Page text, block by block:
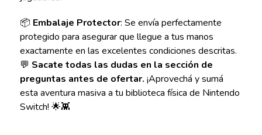
📦 Embalaje Protector: Se envía perfectamente
protegido para asegurar que llegue a tus manos
exactamente en las excelentes condiciones descritas.
💬 Sacate todas las dudas en la sección de
preguntas antes de ofertar. ¡Aprovechá y sumá
esta aventura masiva a tu biblioteca física de Nintendo
Switch! 🌟👾